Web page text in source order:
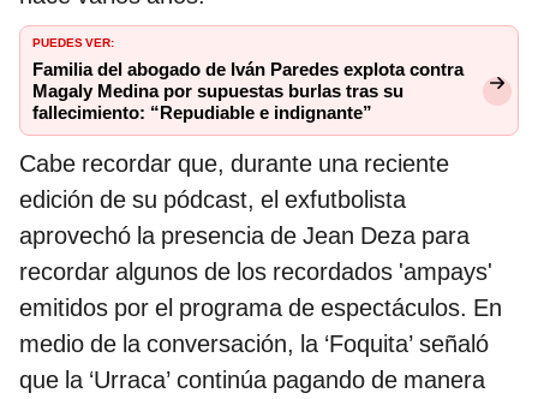
PUEDES VER:
Familia del abogado de Iván Paredes explota contra
Magaly Medina por supuestas burlas tras su
fallecimiento: “Repudiable e indignante”
Cabe recordar que, durante una reciente
edición de su pódcast, el exfutbolista
aprovechó la presencia de Jean Deza para
recordar algunos de los recordados 'ampays'
emitidos por el programa de espectáculos. En
medio de la conversación, la ‘Foquita’ señaló
que la ‘Urraca’ continúa pagando de manera